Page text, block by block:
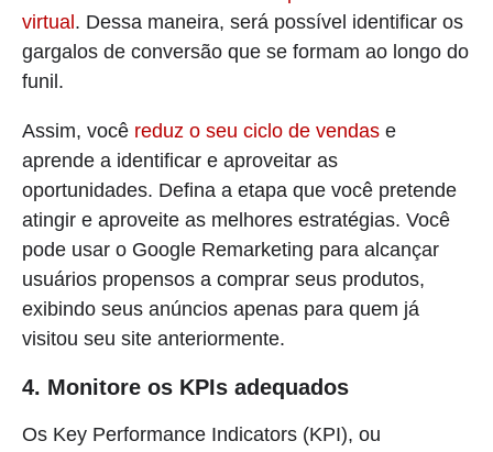
virtual . Dessa maneira, será possível identificar os
gargalos de conversão que se formam ao longo do
funil.
Assim, você reduz o seu ciclo de vendas e
aprende a identificar e aproveitar as
oportunidades. Defina a etapa que você pretende
atingir e aproveite as melhores estratégias. Você
pode usar o Google Remarketing para alcançar
usuários propensos a comprar seus produtos,
exibindo seus anúncios apenas para quem já
visitou seu site anteriormente.
4. Monitore os KPIs adequados
Os Key Performance Indicators (KPI), ou